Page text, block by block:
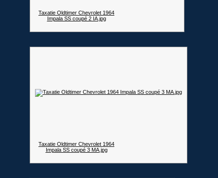
Taxatie Oldtimer Chevrolet 1964
Impala SS coupé 2 IA.jpg
Taxatie Oldtimer Chevrolet 1964
Impala SS coupé 3 MA.jpg